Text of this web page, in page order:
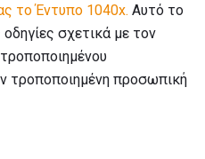
το Έντυπο 1040x. Αυτό το
σχετικά με τον
τροποποιημένη προσωπική